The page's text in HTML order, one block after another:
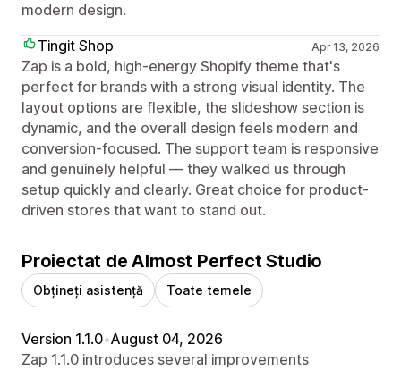
modern design.
Tingit Shop
Apr 13, 2026
Zap is a bold, high-energy Shopify theme that's
perfect for brands with a strong visual identity. The
layout options are flexible, the slideshow section is
dynamic, and the overall design feels modern and
conversion-focused. The support team is responsive
and genuinely helpful — they walked us through
setup quickly and clearly. Great choice for product-
driven stores that want to stand out.
Proiectat de Almost Perfect Studio
Obțineți asistență Toate temele
Version 1.1.0•August 04, 2026
Zap 1.1.0 introduces several improvements